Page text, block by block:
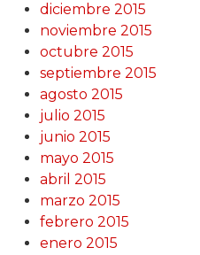
diciembre 2015
noviembre 2015
octubre 2015
septiembre 2015
agosto 2015
julio 2015
junio 2015
mayo 2015
abril 2015
marzo 2015
febrero 2015
enero 2015